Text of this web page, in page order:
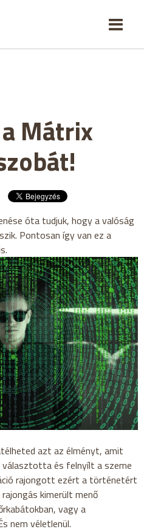
Mátrix
óta tudjuk, hogy a valóság
Pontosan így van ez a
azt az élményt, amit
választotta és felnyílt a szeme
rajongott ezért a történetért
kimerült menő
vagy a
nem véletlenül.